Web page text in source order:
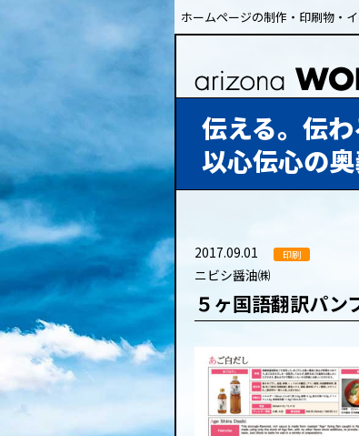
ホームページの制作・印刷物・
伝える。伝わ
以心伝心の奥
2017.09.01 印刷
ニビシ醤油㈱
５ヶ国語翻訳パン